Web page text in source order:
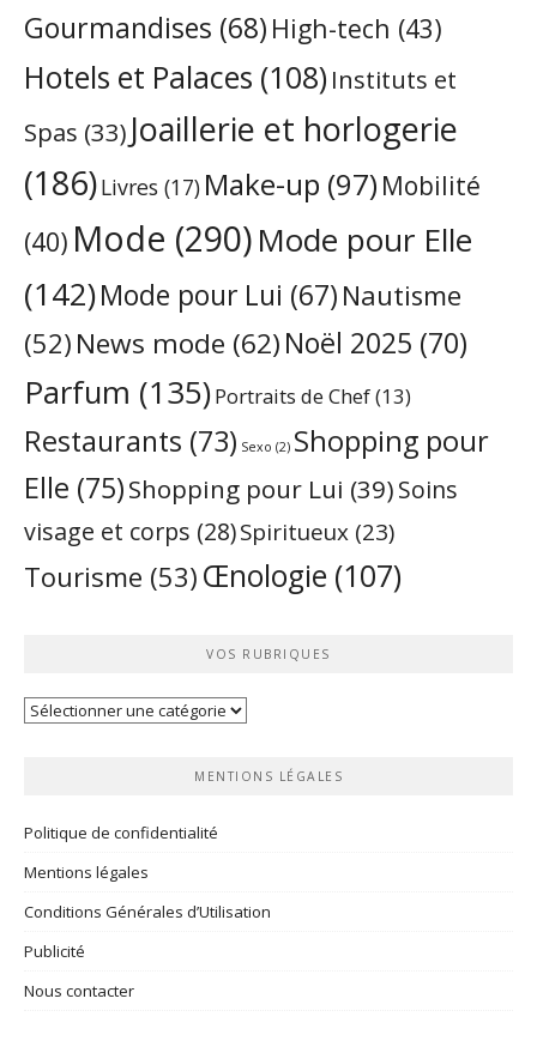
Gourmandises (68) High-tech (43)
Hotels et Palaces (108) Instituts et
Spas (33) Joaillerie et horlogerie
(186)Livres (17) Make-up (97) Mobilité
(40) Mode (290)Mode pour Elle
(142)Mode pour Lui (67) Nautisme
(52) News mode (62)Noël 2025 (70)
Parfum (135)Portraits de Chef(13)
Restaurants (73) Sexo (2) Shopping pour
Elle (75)Shopping pour Lui (39)Soins
visage et corps (28)Spiritueux (23)
Tourisme (53) Œnologie (107)
VOS RUBRIQUES
Vos
MENTIONS LÉGALES
Politique de confidentialité
Mentions légales
Conditions Générales d’Utilisation
Publicité
Nous contacter